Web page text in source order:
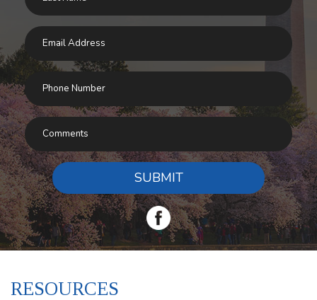
SUBMIT
RESOURCES